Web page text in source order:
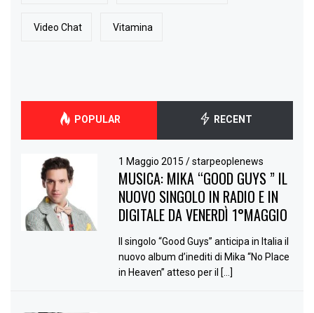
Video Chat Vitamina
POPULAR RECENT
1 Maggio 2015/ starpeoplenews
MUSICA: MIKA “GOOD GUYS ” IL
NUOVO SINGOLO IN RADIO E IN
DIGITALE DA VENERDÌ 1°MAGGIO
Il singolo “Good Guys” anticipa in Italia il
nuovo album d’inediti di Mika “No Place
in Heaven” atteso per il […]